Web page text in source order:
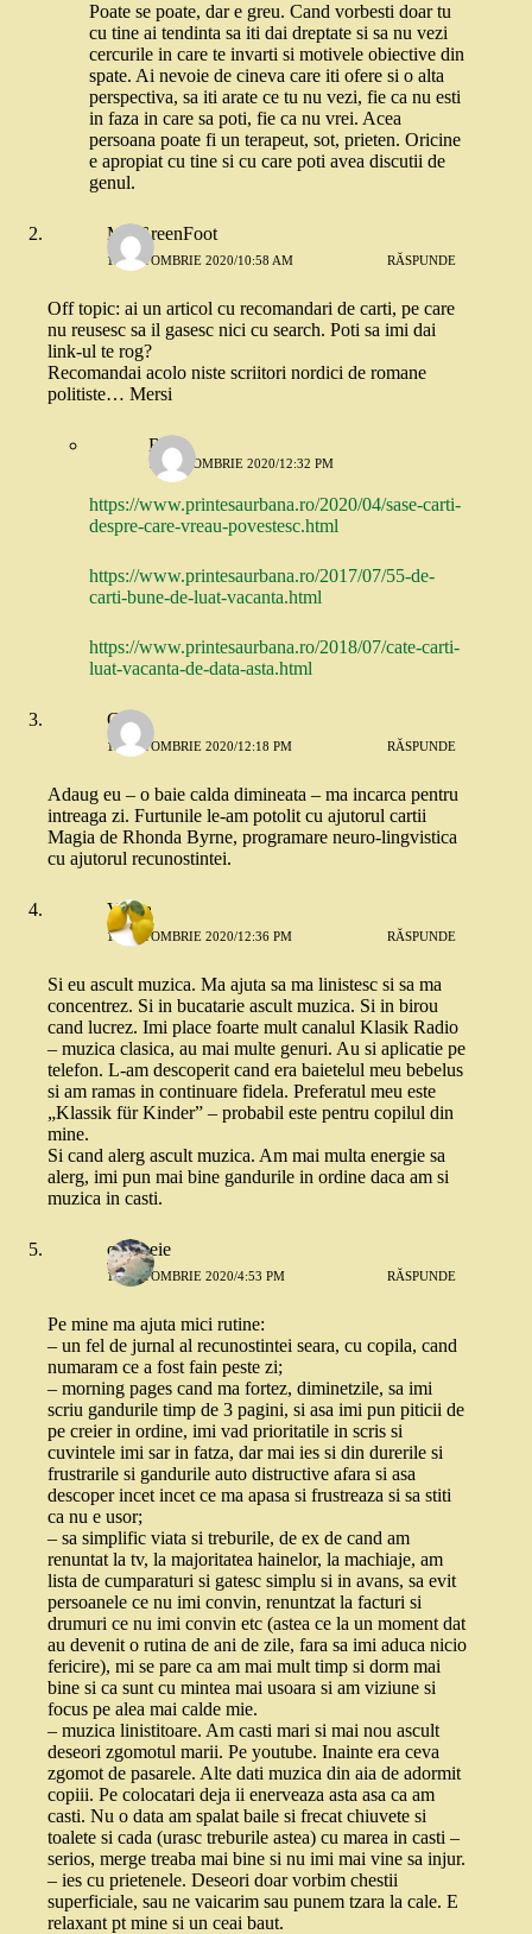
Poate se poate, dar e greu. Cand vorbesti doar tu
cu tine ai tendinta sa iti dai dreptate si sa nu vezi
cercurile in care te invarti si motivele obiective din
spate. Ai nevoie de cineva care iti ofere si o alta
perspectiva, sa iti arate ce tu nu vezi, fie ca nu esti
in faza in care sa poti, fie ca nu vrei. Acea
persoana poate fi un terapeut, sot, prieten. Oricine
e apropiat cu tine si cu care poti avea discutii de
genul.
MrsGreenFoot
12 OCTOMBRIE 2020/10:58 AM RĂSPUNDE
Off topic: ai un articol cu recomandari de carti, pe care
nu reusesc sa il gasesc nici cu search. Poti sa imi dai
link-ul te rog?
Recomandai acolo niste scriitori nordici de romane
politiste… Mersi
Robo
12 OCTOMBRIE 2020/12:32 PM
https://www.printesaurbana.ro/2020/04/sase-carti-
despre-care-vreau-povestesc.html
https://www.printesaurbana.ro/2017/07/55-de-
carti-bune-de-luat-vacanta.html
https://www.printesaurbana.ro/2018/07/cate-carti-
luat-vacanta-de-data-asta.html
Geo
12 OCTOMBRIE 2020/12:18 PM RĂSPUNDE
Adaug eu – o baie calda dimineata – ma incarca pentru
intreaga zi. Furtunile le-am potolit cu ajutorul cartii
Magia de Rhonda Byrne, programare neuro-lingvistica
cu ajutorul recunostintei.
Vilma
12 OCTOMBRIE 2020/12:36 PM RĂSPUNDE
Si eu ascult muzica. Ma ajuta sa ma linistesc si sa ma
concentrez. Si in bucatarie ascult muzica. Si in birou
cand lucrez. Imi place foarte mult canalul Klasik Radio
– muzica clasica, au mai multe genuri. Au si aplicatie pe
telefon. L-am descoperit cand era baietelul meu bebelus
si am ramas in continuare fidela. Preferatul meu este
„Klassik für Kinder” – probabil este pentru copilul din
mine.
Si cand alerg ascult muzica. Am mai multa energie sa
alerg, imi pun mai bine gandurile in ordine daca am si
muzica in casti.
o femeie
12 OCTOMBRIE 2020/4:53 PM RĂSPUNDE
Pe mine ma ajuta mici rutine:
– un fel de jurnal al recunostintei seara, cu copila, cand
numaram ce a fost fain peste zi;
– morning pages cand ma fortez, diminetzile, sa imi
scriu gandurile timp de 3 pagini, si asa imi pun piticii de
pe creier in ordine, imi vad prioritatile in scris si
cuvintele imi sar in fatza, dar mai ies si din durerile si
frustrarile si gandurile auto distructive afara si asa
descoper incet incet ce ma apasa si frustreaza si sa stiti
ca nu e usor;
– sa simplific viata si treburile, de ex de cand am
renuntat la tv, la majoritatea hainelor, la machiaje, am
lista de cumparaturi si gatesc simplu si in avans, sa evit
persoanele ce nu imi convin, renuntzat la facturi si
drumuri ce nu imi convin etc (astea ce la un moment dat
au devenit o rutina de ani de zile, fara sa imi aduca nicio
fericire), mi se pare ca am mai mult timp si dorm mai
bine si ca sunt cu mintea mai usoara si am viziune si
focus pe alea mai calde mie.
– muzica linistitoare. Am casti mari si mai nou ascult
deseori zgomotul marii. Pe youtube. Inainte era ceva
zgomot de pasarele. Alte dati muzica din aia de adormit
copiii. Pe colocatari deja ii enerveaza asta asa ca am
casti. Nu o data am spalat baile si frecat chiuvete si
toalete si cada (urasc treburile astea) cu marea in casti –
serios, merge treaba mai bine si nu imi mai vine sa injur.
– ies cu prietenele. Deseori doar vorbim chestii
superficiale, sau ne vaicarim sau punem tzara la cale. E
relaxant pt mine si un ceai baut.